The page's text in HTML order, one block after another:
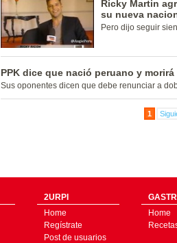
Ricky Martin
su nueva
Pero dijo seguir
PPK dice que nació peruano y
Sus oponentes dicen que debe renunciar a
1
2URPI
Home
Regístrate
Post de usuarios
Home